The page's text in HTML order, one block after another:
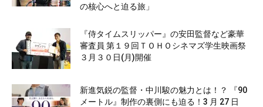
の核心へと迫る旅」
『侍タイムスリッパー』の安田監督など豪華
審査員 第１９回ＴＯＨＯシネマズ学生映画祭
３月３０日(月)開催
新進気鋭の監督・中川駿の魅力とは！？ 『90
メートル』制作の裏側にも迫る！3 月 27 日